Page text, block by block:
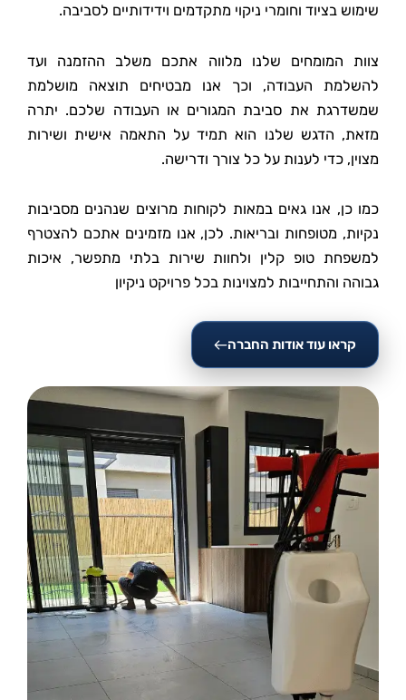
שימוש בציוד וחומרי ניקוי מתקדמים וידידותיים לסביבה.
צוות המומחים שלנו מלווה אתכם משלב ההזמנה ועד
להשלמת העבודה, וכך אנו מבטיחים תוצאה מושלמת
שמשדרגת את סביבת המגורים או העבודה שלכם. יתרה
מזאת, הדגש שלנו הוא תמיד על התאמה אישית ושירות
מצוין, כדי לענות על כל צורך ודרישה.
כמו כן, אנו גאים במאות לקוחות מרוצים שנהנים מסביבות
נקיות, מטופחות ובריאות. לכן, אנו מזמינים אתכם להצטרף
למשפחת טופ קלין ולחוות שירות בלתי מתפשר, איכות
גבוהה והתחייבות למצוינות בכל פרויקט ניקיון
קראו עוד אודות החברה